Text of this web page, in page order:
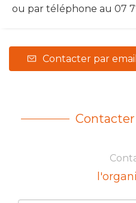
ou par téléphone au 07
Contacter par email